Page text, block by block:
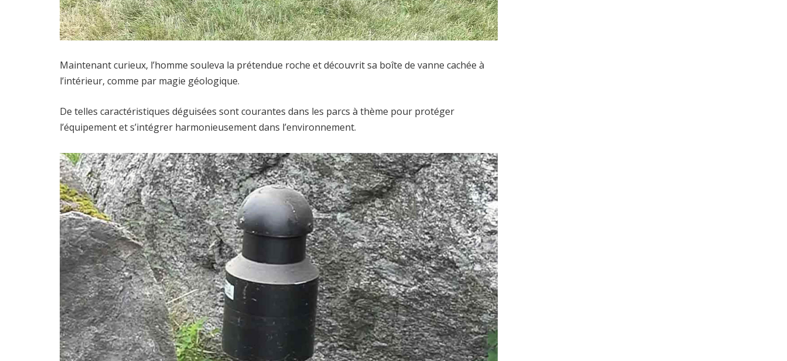
Maintenant curieux, l’homme souleva la prétendue roche et découvrit sa boîte de vanne cachée à
l’intérieur, comme par magie géologique.
De telles caractéristiques déguisées sont courantes dans les parcs à thème pour protéger
l’équipement et s’intégrer harmonieusement dans l’environnement.